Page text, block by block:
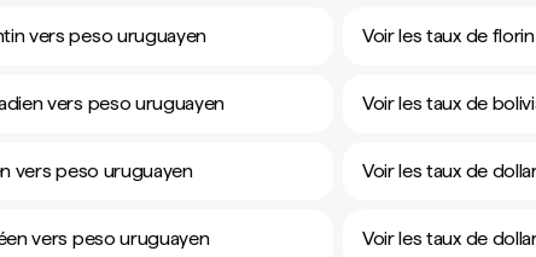
vers peso uruguayen Voir les taux de
vers peso uruguayen Voir les taux de
vers peso uruguayen Voir les taux de
vers peso uruguayen Voir les taux de